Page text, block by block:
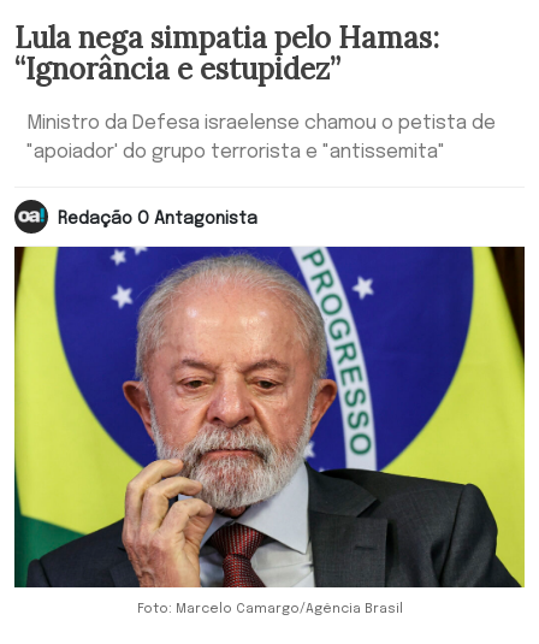
Lula nega simpatia pelo Hamas:
“Ignorância e estupidez”
Ministro da Defesa israelense chamou o petista de
"apoiador' do grupo terrorista e "antissemita"
Redação O Antagonista
Foto: Marcelo Camargo/Agência Brasil